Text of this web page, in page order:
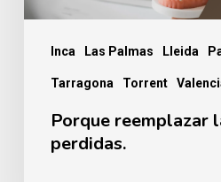
Inca Las Palmas Lleida
Tarragona Torrent
Porque reemplazar
perdidas.